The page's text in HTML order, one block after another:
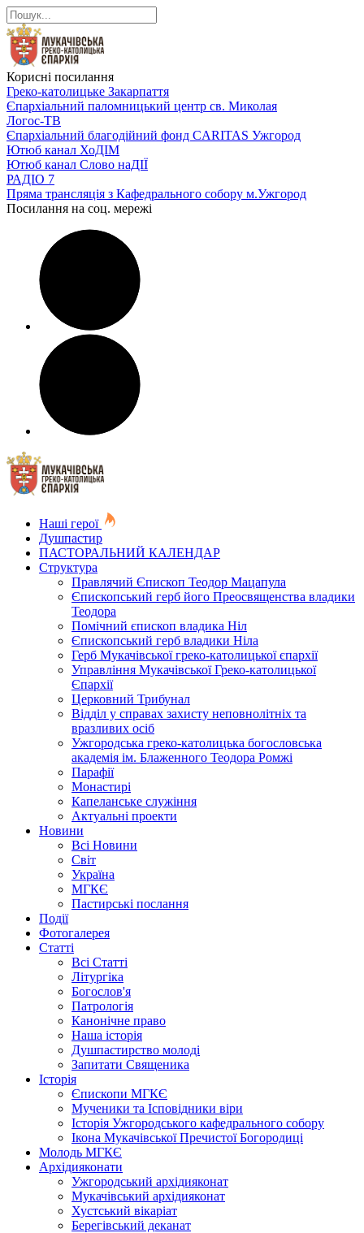
Корисні посилання
Греко-католицьке Закарпаття
Єпархіальний паломницький центр св. Миколая
Логос-ТВ
Єпархіальний благодійний фонд CARITAS Ужгород
Ютюб канал ХоДІМ
Ютюб канал Слово наДІЇ
РАДІО 7
Пряма трансляція з Кафедрального собору м.Ужгород
Посилання на соц. мережі
Наші герої
Душпастир
ПАСТОРАЛЬНИЙ КАЛЕНДАР
Структура
Правлячий Єпископ Теодор Мацапула
Єпископський герб його Преосвященства владики
Теодора
Помічний єпископ владика Ніл
Єпископський герб владики Ніла
Герб Мукачівської греко-католицької єпархії
Управління Мукачівської Греко-католицької
Єпархії
Церковний Трибунал
Відділ у справах захисту неповнолітніх та
вразливих осіб
Ужгородська греко-католицька богословська
академія ім. Блаженного Теодора Ромжі
Парафії
Монастирі
Капеланське служіння
Актуальні проекти
Новини
Всі Новини
Світ
Україна
МГКЄ
Пастирські послання
Події
Фотогалерея
Статті
Всі Статті
Літургіка
Богослов'я
Патрологія
Канонічне право
Наша історія
Душпастирство молоді
Запитати Священика
Історія
Єпископи МГКЄ
Мученики та Ісповідники віри
Історія Ужгородського кафедрального собору
Ікона Мукачівської Пречистої Богородиці
Молодь МГКЄ
Архідияконати
Ужгородський архідияконат
Мукачівський архідияконат
Хустський вікаріат
Берегівський деканат